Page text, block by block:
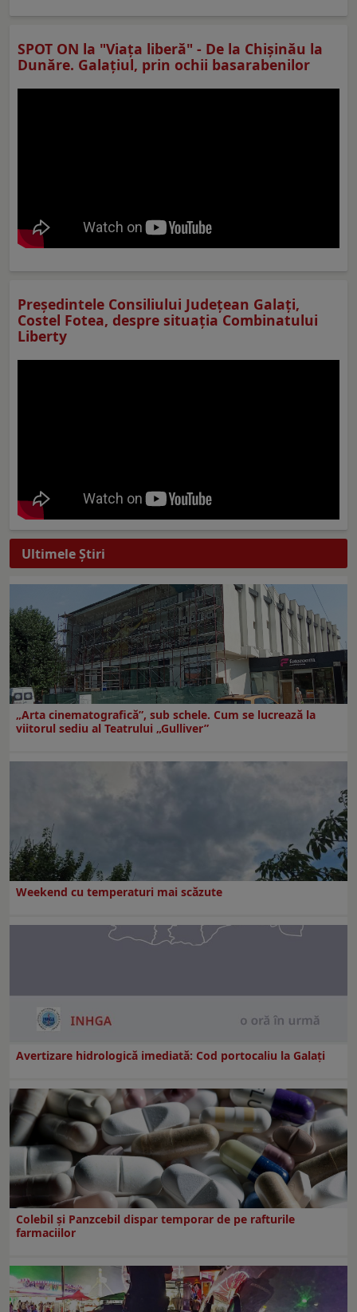
SPOT ON la "Viaţa liberă" - De la Chișinău la
Dunăre. Galațiul, prin ochii basarabenilor
Preşedintele Consiliului Judeţean Galaţi,
Costel Fotea, despre situaţia Combinatului
Liberty
Ultimele Ştiri
„Arta cinematografică”, sub schele. Cum se lucrează la
viitorul sediu al Teatrului „Gulliver”
Weekend cu temperaturi mai scăzute
Avertizare hidrologică imediată: Cod portocaliu la Galaţi
Colebil și Panzcebil dispar temporar de pe rafturile
farmaciilor